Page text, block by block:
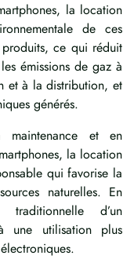
la location
de ces
ce qui réduit
émissions de gaz à
et à la distribution, et
générés.
maintenance et en
la location
qui favorise la
naturelles. En
d’un
une utilisation plus